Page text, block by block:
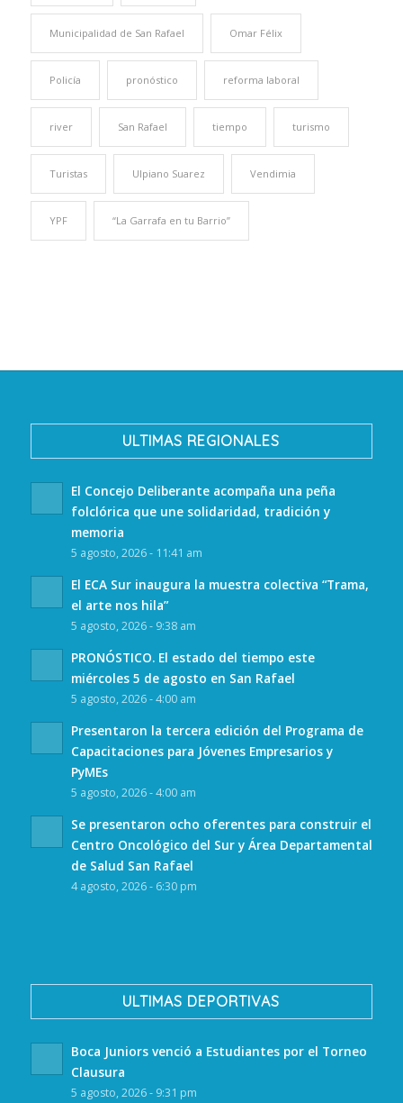
Municipalidad de San Rafael Omar Félix
Policía pronóstico reforma laboral
river San Rafael tiempo turismo
Turistas Ulpiano Suarez Vendimia
YPF “La Garrafa en tu Barrio”
ULTIMAS REGIONALES
El Concejo Deliberante acompaña una peña
folclórica que une solidaridad, tradición y
memoria
5 agosto, 2026 - 11:41 am
El ECA Sur inaugura la muestra colectiva “Trama,
el arte nos hila”
5 agosto, 2026 - 9:38 am
PRONÓSTICO. El estado del tiempo este
miércoles 5 de agosto en San Rafael
5 agosto, 2026 - 4:00 am
Presentaron la tercera edición del Programa de
Capacitaciones para Jóvenes Empresarios y
PyMEs
5 agosto, 2026 - 4:00 am
Se presentaron ocho oferentes para construir el
Centro Oncológico del Sur y Área Departamental
de Salud San Rafael
4 agosto, 2026 - 6:30 pm
ULTIMAS DEPORTIVAS
Boca Juniors venció a Estudiantes por el Torneo
Clausura
5 agosto, 2026 - 9:31 pm